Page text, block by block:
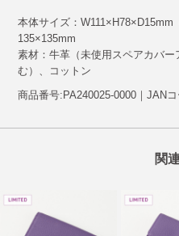
本体サイズ：W111×H78×D15mm
135×135mm
素材：牛革（未使用スペアカバ
む）、コットン
商品番号:PA240025-0000｜JAN
関